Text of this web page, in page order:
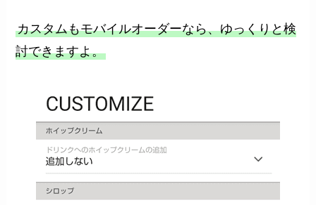
カスタムもモバイルオーダーなら、ゆっくりと検
討できますよ。